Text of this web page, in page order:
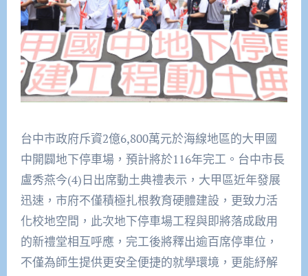
台中市政府斥資2億6,800萬元於海線地區的大甲國
中開闢地下停車場，預計將於116年完工。台中市長
盧秀燕今(4)日出席動土典禮表示，大甲區近年發展
迅速，市府不僅積極扎根教育硬體建設，更致力活
化校地空間，此次地下停車場工程與即將落成啟用
的新禮堂相互呼應，完工後將釋出逾百席停車位，
不僅為師生提供更安全便捷的就學環境，更能紓解